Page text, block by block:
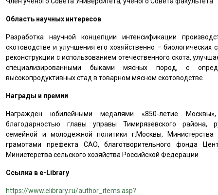
Область научных интересов
Разработка научной концепции интенсификации
скотоводстве и улучшения его хозяйственно – биологических
реконструкции с использованием отечественного скота,
специализированными быками мясных пород, с
высокопродуктивных стад в товарном мясном скотоводстве.
Награды и премии
Награжден юбилейными медалями «850-летие
благодарностью главы управы Тимирязевского района,
семейной и молодежной политики г.Москвы,
грамотами префекта САО, благотворительного фонда
Министерства сельского хозяйства Российской Федерации
Ссылка в e-Library
https://www.elibrary.ru/author_items.asp?